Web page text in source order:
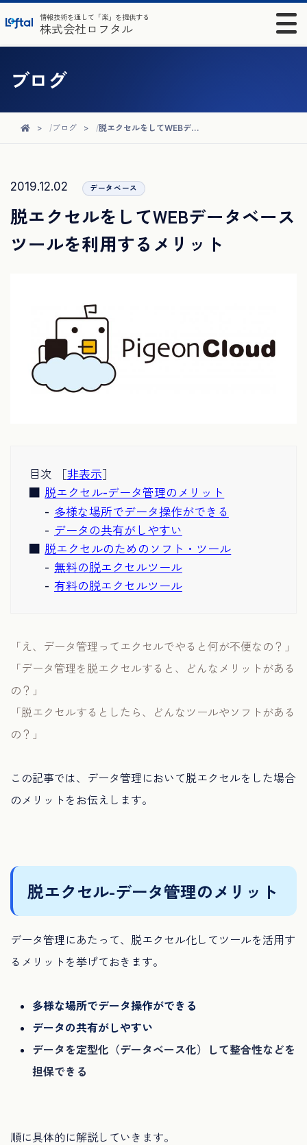
情報技術を通して「楽」を提供する
株式会社ロフタル
ブログ
ブログ 脱エクセルをしてWEBデータベースツールを利用するメリット
2019.12.02 データベース
脱エクセルをしてWEBデータベース
ツールを利用するメリット
目次 ［非表示］
脱エクセル-データ管理のメリット
多様な場所でデータ操作ができる
データの共有がしやすい
脱エクセルのためのソフト・ツール
無料の脱エクセルツール
有料の脱エクセルツール
「え、データ管理ってエクセルでやると何が不便なの？」
「データ管理を脱エクセルすると、どんなメリットがある
の？」
「脱エクセルするとしたら、どんなツールやソフトがある
の？」
この記事では、データ管理において脱エクセルをした場合
のメリットをお伝えします。
脱エクセル-データ管理のメリット
データ管理にあたって、脱エクセル化してツールを活用す
るメリットを挙げておきます。
多様な場所でデータ操作ができる
データの共有がしやすい
データを定型化（データベース化）して整合性などを
担保できる
順に具体的に解説していきます。